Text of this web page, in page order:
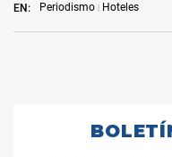
EN: Periodismo Hoteles